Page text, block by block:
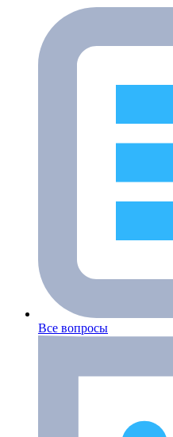
Все вопросы